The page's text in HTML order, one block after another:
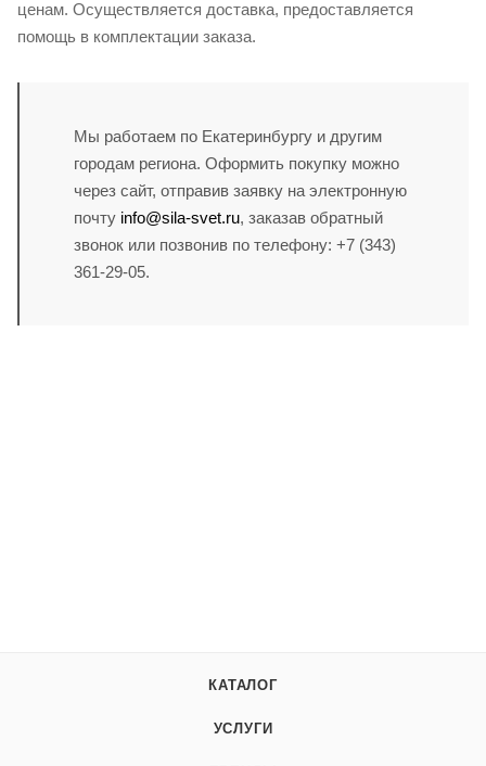
ценам. Осуществляется доставка, предоставляется
помощь в комплектации заказа.
Мы работаем по Екатеринбургу и другим
городам региона. Оформить покупку можно
через сайт, отправив заявку на электронную
почту info@sila-svet.ru, заказав обратный
звонок или позвонив по телефону: +7 (343)
361-29-05.
КАТАЛОГ
УСЛУГИ